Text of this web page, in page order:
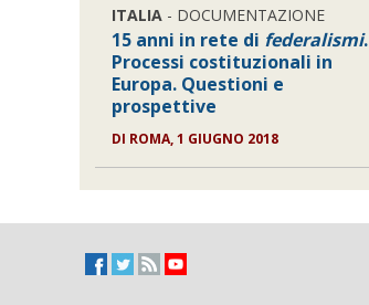
ITALIA - DOCUMENTAZIONE
15 anni in rete di federalismi.
Processi costituzionali in
Europa. Questioni e
prospettive
DI ROMA, 1 GIUGNO 2018